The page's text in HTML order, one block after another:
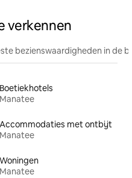
verkennen
bezienswaardigheden in de
Boetiekhotels
Manatee
Accommodaties met ontbijt
Manatee
Woningen
Manatee